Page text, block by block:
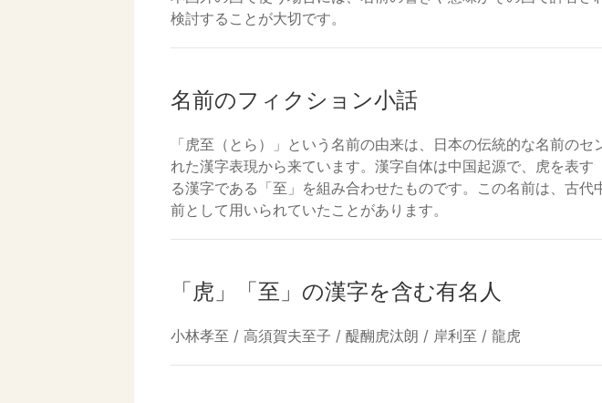
検討することが大切です。
名前のフィクション小話
「虎至（とら）」という名前の由来は、日本の伝統的な名前のセ
れた漢字表現から来ています。漢字自体は中国起源で、虎を表す
る漢字である「至」を組み合わせたものです。この名前は、古代
前として用いられていたことがあります。
「虎」「至」の漢字を含む有名人
小林孝至 / 高須賀夫至子 / 醍醐虎汰朗 / 岸利至 / 龍虎